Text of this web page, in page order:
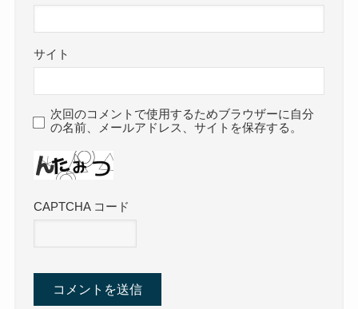
サイト
次回のコメントで使用するためブラウザーに自分
の名前、メールアドレス、サイトを保存する。
CAPTCHA コード